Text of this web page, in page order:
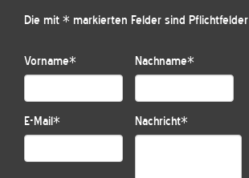
Die mit * markierten Felder sind Pflichtfelder
Vorname* Nachname*
E-Mail* Nachricht*